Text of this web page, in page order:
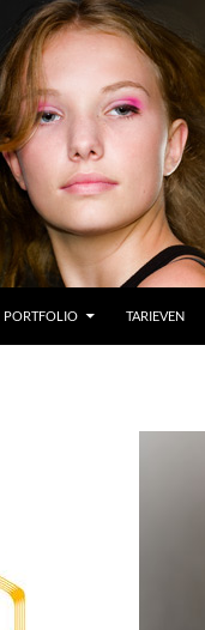
PORTFOLIO TARIEVEN